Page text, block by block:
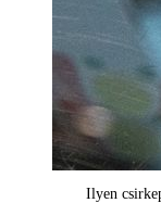
Ilyen